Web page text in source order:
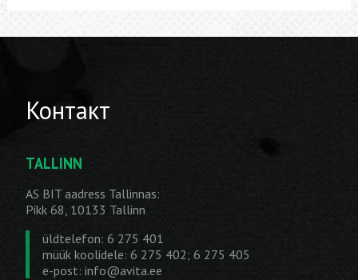
Контакт
TALLINN
AS BIT aadress Tallinnas:
Pikk 68, 10133 Tallinn
üldtelefon: 6 275 401
müük koolidele: 6 275 402; 6 275 405
e-post: info@avita.ee